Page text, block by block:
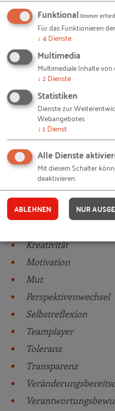
Situation an?
Akzeptanz
Anerkennung
Authentizität
Empathie
Entscheidungsfähigkeit
Fairness
Fingerspitzengefühl
Humor
Kommunikation
Kompromissfähigkeit
Kreativität
Motivation
Mut
Perspektivenwechsel
Selbstreflexion
Teamplayer
Toleranz
Transparenz
Funktional(immer
Für das Funktionieren
↓ 4Dienste
Multimedia
Multimediale Inhalte
↓ 2Dienste
Statistiken
Dienste zur
Webangebotes
↓ 1 Dienst
Alle Dienste
Mit diesem Schalter
deaktivieren.
ABLEHNEN NUR